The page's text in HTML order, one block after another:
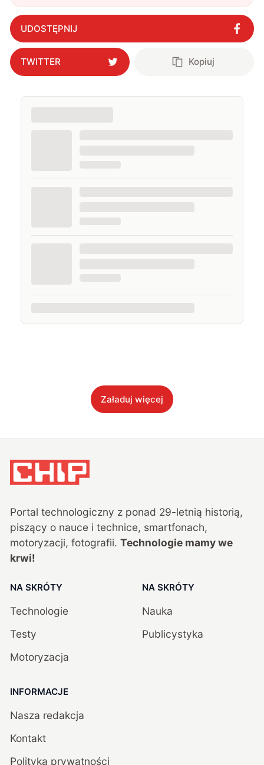
UDOSTĘPNIJ
TWITTER Kopiuj
Załaduj więcej
Portal technologiczny z ponad 29-letnią historią,
piszący o nauce i technice, smartfonach,
motoryzacji, fotografii. Technologie mamy we
krwi!
NA SKRÓTY
Technologie
Testy
Motoryzacja
NA SKRÓTY
Nauka
Publicystyka
INFORMACJE
Nasza redakcja
Kontakt
Polityka prywatności